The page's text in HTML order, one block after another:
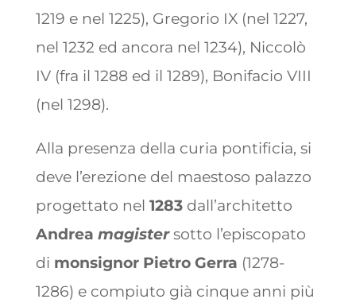
1219 e nel 1225), Gregorio IX (nel 1227,
nel 1232 ed ancora nel 1234), Niccolò
IV (fra il 1288 ed il 1289), Bonifacio VIII
(nel 1298).
Alla presenza della curia pontificia, si
deve l’erezione del maestoso palazzo
progettato nel 1283dall’architetto
Andrea magistersotto l’episcopato
di monsignor Pietro Gerra (1278-
1286) e compiuto già cinque anni più